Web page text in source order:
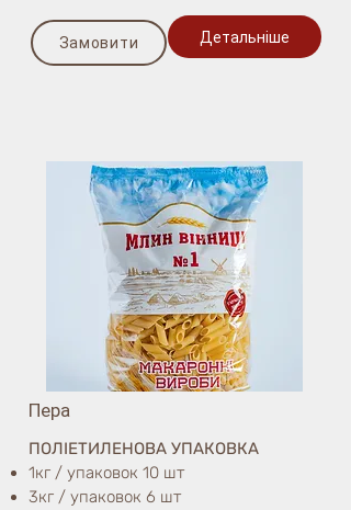
Замовити Детальніше
Пера
ПОЛІЕТИЛЕНОВА УПАКОВКА
1кг / упаковок 10 шт
3кг / упаковок 6 шт